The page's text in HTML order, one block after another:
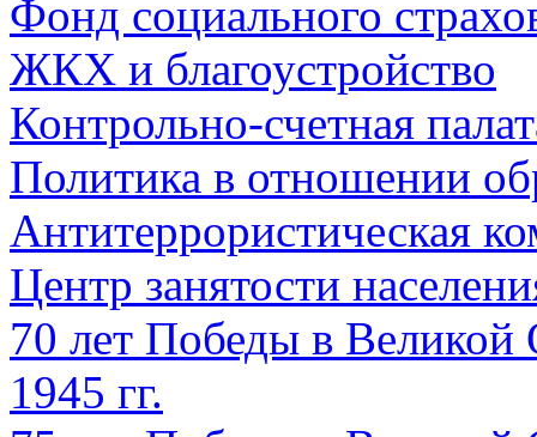
Фонд социального
ЖКХ и благоустройство
Контрольно-счетная
Политика в отношении
Антитеррористическая
Центр занятости
70 лет Победы в Великой
1945 гг.